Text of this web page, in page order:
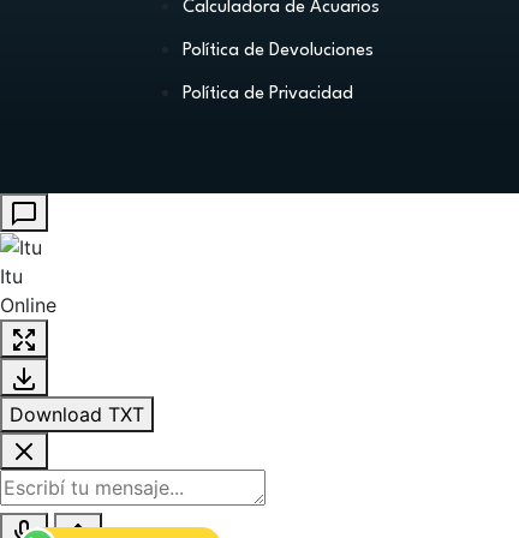
Calculadora de Acuarios
Política de Devoluciones
Política de Privacidad
Itu
Online
Download TXT